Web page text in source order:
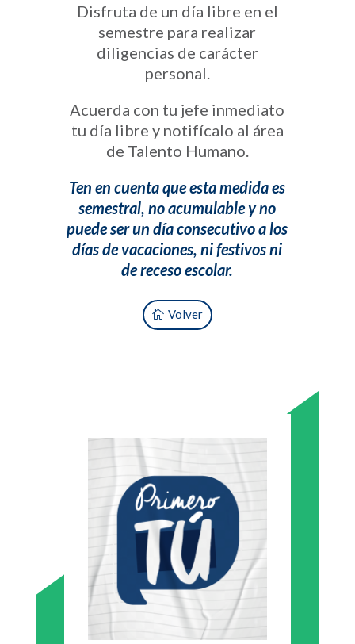
Disfruta de un día libre en el
semestre para realizar
diligencias de carácter
personal.
Acuerda con tu jefe inmediato
tu día libre y notifícalo al área
de Talento Humano.
Ten en cuenta que esta medida es
semestral, no acumulable y no
puede ser un día consecutivo a los
días de vacaciones, ni festivos ni
de receso escolar.
Volver